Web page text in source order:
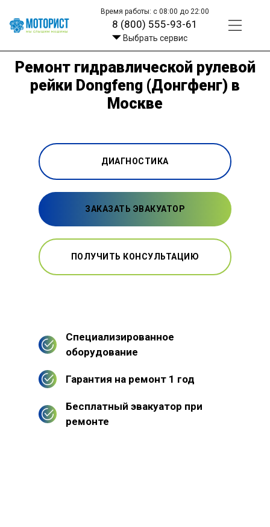
Время работы: с 08:00 до 22:00
8 (800) 555-93-61
Выбрать сервис
Ремонт гидравлической рулевой
рейки Dongfeng (Донгфенг) в
Москве
ДИАГНОСТИКА
ЗАКАЗАТЬ ЭВАКУАТОР
ПОЛУЧИТЬ КОНСУЛЬТАЦИЮ
Специализированное
оборудование
Гарантия на ремонт 1 год
Бесплатный эвакуатор при
ремонте